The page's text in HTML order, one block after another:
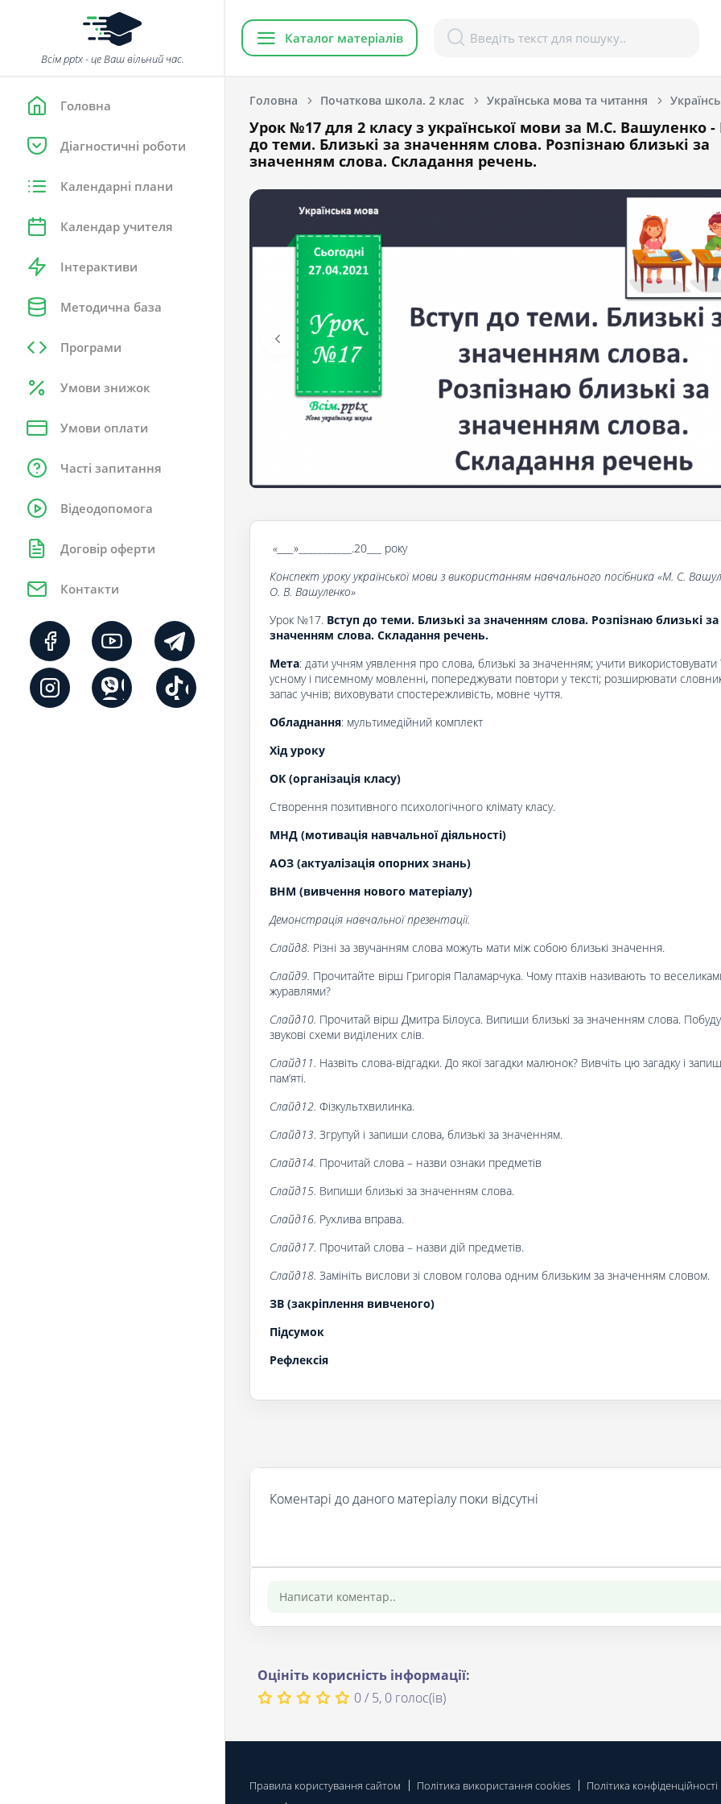
Всім pptx - це Ваш вільний час.
Головна
Діагностичні роботи
Календарні плани
Календар учителя
Інтерактиви
Методична база
Програми
Умови знижок
Умови оплати
Часті запитання
Відеодопомога
Договір оферти
Контакти
Каталог матеріалів
Головна Початкова школа. 2 клас Українська мова та читання
Урок №17 для 2 класу з української мови за М.С. Вашуленко -
до теми. Близькі за значенням слова. Розпізнаю близькі за
значенням слова. Складання речень.
«____ »___________.20___ року
Конспект уроку української мови з використанням навчального посібника «М. С.
О. В. Вашуленко»
Урок №17. Вступ до теми. Близькі за значенням слова. Розпізнаю близькі за
значенням слова. Складання речень.
Мета: дати учням уявлення про слова, близькі за значенням; учити використовувати
усному і писемному мовленні, попереджувати повтори у тексті; розширювати
запас учнів; виховувати спостережливість, мовне чуття.
Обладнання: мультимедійний комплект
Хід уроку
ОК (організація класу)
Створення позитивного психологічного клімату класу.
МНД (мотивація навчальної діяльності)
АОЗ (актуалізація опорних знань)
ВНМ (вивчення нового матеріалу)
Демонстрація навчальної презентації.
Слайд8. Різні за звучанням слова можуть мати між собою близькі значення.
Слайд9. Прочитайте вірш Григорія Паламарчука. Чому птахів називають то
журавлями?
Слайд10. Прочитай вірш Дмитра Білоуса. Випиши близькі за значенням слова.
звукові схеми виділених слів.
Слайд11. Назвіть слова-відгадки. До якої загадки малюнок? Вивчіть цю загадку і
пам’яті.
Слайд12. Фізкультхвилинка.
Слайд13. Згрупуй і запиши слова, близькі за значенням.
Слайд14. Прочитай слова – назви ознаки предметів
Слайд15. Випиши близькі за значенням слова.
Слайд16. Рухлива вправа.
Слайд17. Прочитай слова – назви дій предметів.
Слайд18. Замініть вислови зі словом голова одним близьким за значенням словом.
ЗВ (закріплення вивченого)
Підсумок
Рефлексія
Коментарі до даного матеріалу поки відсутні
Оцініть корисність інформації:
0 / 5, 0 голос(ів)
Правила користування сайтом Політика використання cookies Політика конфіденційності